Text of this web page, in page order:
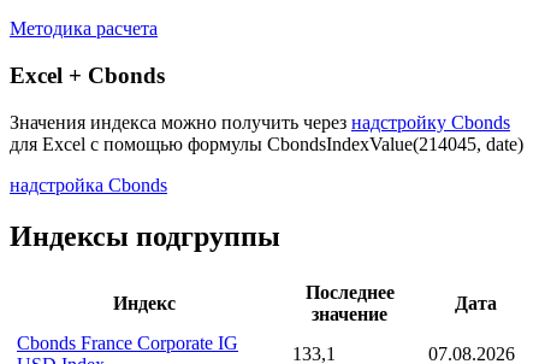
Методика расчета
Excel + Cbonds
Значения индекса можно получить через надстройку Cbonds
для Excel с помощью формулы CbondsIndexValue(214045, date)
надстройка Cbonds
Индексы подгруппы
Индекс
Последнее
значение
Дата
Cbonds France Corporate IG
133,1
07.08.2026